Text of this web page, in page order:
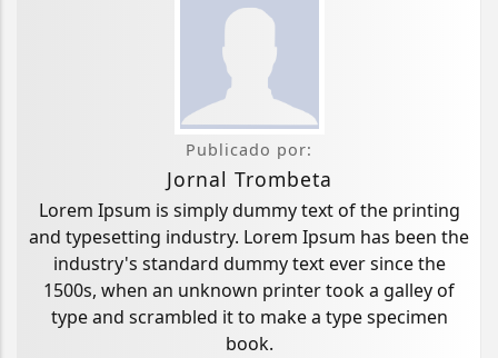
Publicado por:
Jornal Trombeta
Lorem Ipsum is simply dummy text of the printing
and typesetting industry. Lorem Ipsum has been the
industry's standard dummy text ever since the
1500s, when an unknown printer took a galley of
type and scrambled it to make a type specimen
book.